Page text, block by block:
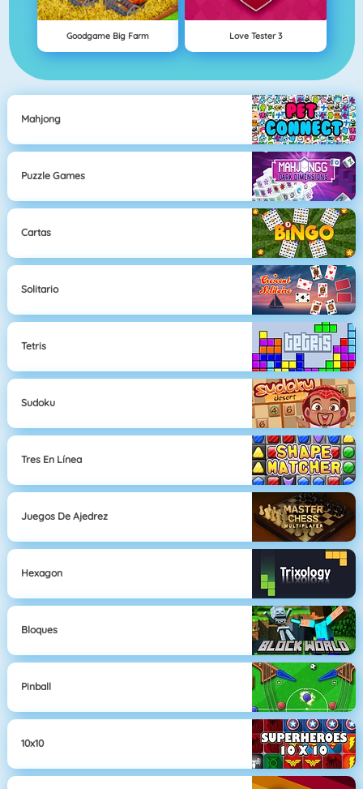
Goodgame Big Farm Love Tester 3
Mahjong
Puzzle Games
Cartas
Solitario
Tetris
Sudoku
Tres En Línea
Juegos De Ajedrez
Hexagon
Bloques
Pinball
10x10